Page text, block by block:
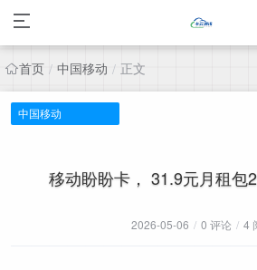
首页 / 中国移动 / 正文
中国移动
移动盼盼卡， 31.9元月租包
2026-05-06 / 0 评论 / 4